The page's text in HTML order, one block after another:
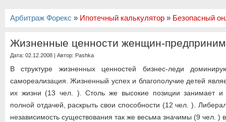
Арбитраж Форекс » Ипотечный калькулятор » Безопасный
Жизненные ценности женщин-
Дата: 02.12.2008 | Автор: Pashka
В структуре жизненных ценностей бизнес-леди
самореализация. Жизненный успех и благополучие детей
их жизни (13 чел. ). Столь же высокие позиции занимает и
полной отдачей, раскрыть свои способности (12 чел. ).
независимость существования так же весьма значимы (9 чел. )